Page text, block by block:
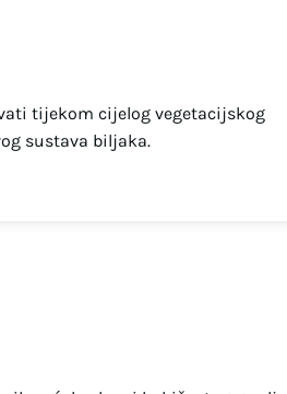
tijekom cijelog vegetacijskog
sustava biljaka.